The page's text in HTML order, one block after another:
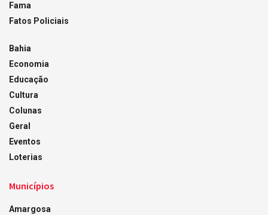
Fama
Fatos Policiais
Bahia
Economia
Educação
Cultura
Colunas
Geral
Eventos
Loterias
Municípios
Amargosa